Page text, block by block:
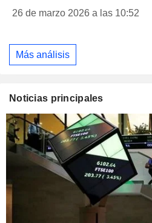
26 de marzo 2026 a las 10:52
Más análisis
Noticias principales